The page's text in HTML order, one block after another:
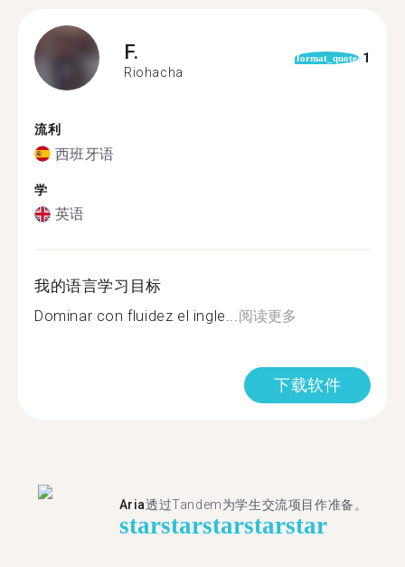
F.
Riohacha
format_quote 1
流利
西班牙语
学
英语
我的语言学习目标
Dominar con fluidez el ingle...阅读更多
下载软件
Aria透过Tandem为学生交流项目作准备。
starstarstarstarstar